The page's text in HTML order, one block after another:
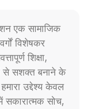
एक सामाजिक
विशेषकर
शिक्षा,
से सशक्त बनाने के
उद्देश्य केवल
सकारात्मक सोच,